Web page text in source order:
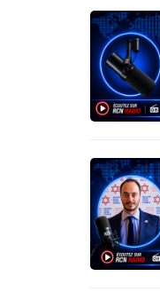
MEDIAS
Vidéos / Clips
Ecrire à RCN
Liens utiles
Shabbat Project